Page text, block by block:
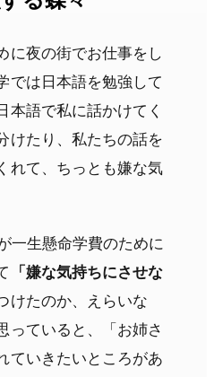
に夜の街でお仕事をし
では日本語を勉強して
本語で私に話かけてく
けたり、私たちの話を
れて、ちっとも嫌な気
一生懸命学費のために
「嫌な気持ちにさせな
けたのか、えらいな
っていると、「お姉さ
ていきたいところがあ